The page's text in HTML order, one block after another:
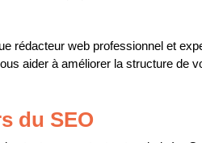
rédacteur web professionnel et
aider à améliorer la structure de
du SEO